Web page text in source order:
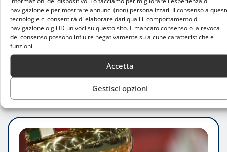
navigazione e per mostrare annunci (non) personalizzati. Il consenso a
tecnologie ci consentirà di elaborare dati quali il comportamento di
navigazione o gli ID univoci su questo sito. Il mancato consenso o la revoca
del consenso possono influire negativamente su alcune caratteristiche e
funzioni.
Accetta
Gestisci opzioni
Christian Mosca Apr 23, 2025 0
La partita fra Inter e Milan di questa sera, valida
per la semifinale di ritorno di coppa Italia, è
terminata…
LEGGI TUTTO